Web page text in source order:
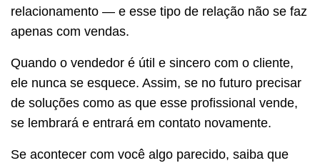
relacionamento — e esse tipo de relação não se faz
apenas com vendas.
Quando o vendedor é útil e sincero com o cliente,
ele nunca se esquece. Assim, se no futuro precisar
de soluções como as que esse profissional vende,
se lembrará e entrará em contato novamente.
Se acontecer com você algo parecido, saiba que